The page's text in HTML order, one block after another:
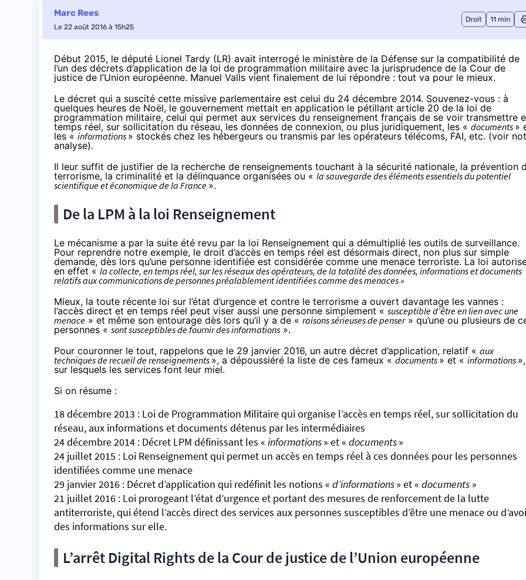
Marc Rees
Le 22 août 2016 à 15h25
Droit 11 min
Début 2015, le député Lionel Tardy (LR) avait interrogé le ministère de la Défense sur la compatibilité de
l’un des décrets d’application de la loi de programmation militaire avec la jurisprudence de la Cour de
justice de l’Union européenne. Manuel Valls vient finalement de lui répondre : tout va pour le mieux.
Le décret qui a suscité cette missive parlementaire est celui du 24 décembre 2014. Souvenez-vous : à
quelques heures de Noël, le gouvernement mettait en application le pétillant article 20 de la loi de
programmation militaire, celui qui permet aux services du renseignement français de se voir transmettre
temps réel, sur sollicitation du réseau, les données de connexion, ou plus juridiquement, les « documents »
les « informations » stockés chez les hébergeurs ou transmis par les opérateurs télécoms, FAI, etc. (voir
analyse).
Il leur suffit de justifier de la recherche de renseignements touchant à la sécurité nationale, la prévention
terrorisme, la criminalité et la délinquance organisées ou « la sauvegarde des éléments essentiels du potentiel
scientifique et économique de la France ».
De la LPM à la loi Renseignement
Le mécanisme a par la suite été revu par la loi Renseignement qui a démultiplié les outils de surveillance.
Pour reprendre notre exemple, le droit d’accès en temps réel est désormais direct, non plus sur simple
demande, dès lors qu’une personne identifiée est considérée comme une menace terroriste. La loi
en effet « la collecte, en temps réel, sur les réseaux des opérateurs, de la totalité des données, informations et documents
relatifs aux communications de personnes préalablement identifiées comme des menaces »
Mieux, la toute récente loi sur l’état d’urgence et contre le terrorisme a ouvert davantage les vannes :
l’accès direct et en temps réel peut viser aussi une personne simplement « susceptible d’être en lien avec une
menace » et même son entourage dès lors qu’il y a de « raisons sérieuses de penser» qu’une ou plusieurs de
personnes « sont susceptibles de fournir des informations ».
Pour couronner le tout, rappelons que le 29 janvier 2016, un autre décret d’application, relatif « aux
techniques de recueil de renseignements», a dépoussiéré la liste de ces fameux «documents » et « informations »,
sur lesquels les services font leur miel.
Si on résume :
18 décembre 2013 : Loi de Programmation Militaire qui organise l’accès en temps réel, sur sollicitation du
réseau, aux informations et documents détenus par les intermédiaires
24 décembre 2014 : Décret LPM définissant les « informations» et « documents»
24 juillet 2015 : Loi Renseignement qui permet un accès en temps réel à ces données pour les personnes
identifiées comme une menace
29 janvier 2016 : Décret d’application qui redéfinit les notions « d’informations» et « documents »
21 juillet 2016 : Loi prorogeant l’état d’urgence et portant des mesures de renforcement de la lutte
antiterroriste, qui étend l’accès direct des services aux personnes susceptibles d’être une menace ou
des informations sur elle.
L’arrêt Digital Rights de la Cour de justice de l’Union européenne